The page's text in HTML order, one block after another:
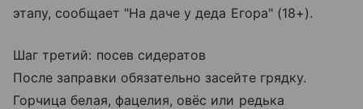
этапу, сообщает "На даче у деда Егора" (18+).
Шаг третий: посев сидератов
После заправки обязательно засейте грядку.
Горчица белая, фацелия, овёс или редька